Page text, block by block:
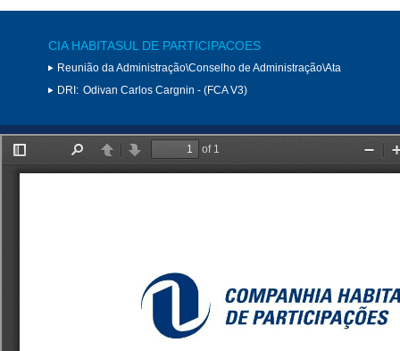
CIA HABITASUL DE PARTICIPACOES
Reunião da Administração\Conselho de Administração\Ata
DRI: Odivan Carlos Cargnin - (FCA V3)